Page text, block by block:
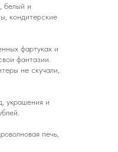
белый и
кондитерские
фартуках и
фантазии.
не скучали,
украшения и
печь,